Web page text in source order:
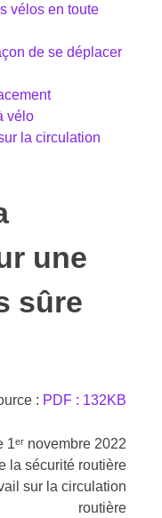
vélos en toute
de se déplacer
vélo
la circulation
une
sûre
: PDF : 132KB
1ᵉʳ novembre 2022
la sécurité routière
sur la circulation
routière